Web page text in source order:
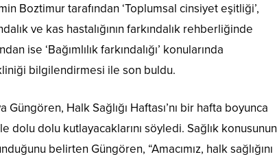
Boztimur tarafından ‘Toplumsal cinsiyet eşitliği’,
ve kas hastalığının farkındalık rehberliğinde
ise ‘Bağımlılık farkındalığı’ konularında
bilgilendirmesi ile son buldu.
Halk Sağlığı Haftası’nı bir hafta boyunca
dolu kutlayacaklarını söyledi. Sağlık konusunun
belirten Güngören, “Amacımız, halk sağlığını